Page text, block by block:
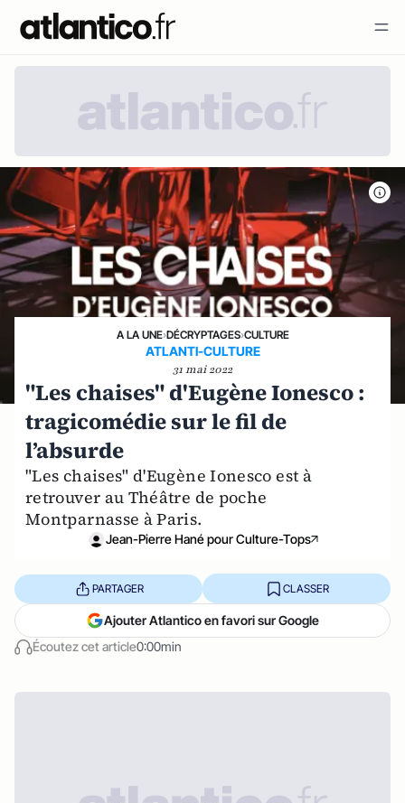
A LA UNE›DÉCRYPTAGES›CULTURE
ATLANTI-CULTURE
31 mai 2022
"Les chaises" d'Eugène Ionesco :
tragicomédie sur le fil de
l’absurde
"Les chaises" d'Eugène Ionesco est à
retrouver au Théâtre de poche
Montparnasse à Paris.
Jean-Pierre Hané pour Culture-Tops
Écoutez cet article0:00min
PARTAGER CLASSER
Ajouter Atlantico en favori sur Google